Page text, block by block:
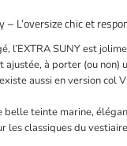
– L’oversize chic et
l’EXTRA SUNY est
ajustée, à porter (ou non)
aussi en version col
belle teinte marine,
les classiques du